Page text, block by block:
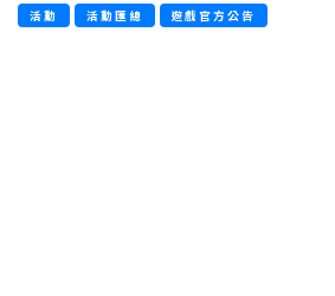
活動
活動匯總 遊戲官方公告